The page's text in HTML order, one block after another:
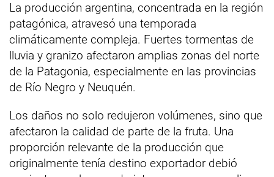
La producción argentina, concentrada en la región
patagónica, atravesó una temporada
climáticamente compleja. Fuertes tormentas de
lluvia y granizo afectaron amplias zonas del norte
de la Patagonia, especialmente en las provincias
de Río Negro y Neuquén.
Los daños no solo redujeron volúmenes, sino que
afectaron la calidad de parte de la fruta. Una
proporción relevante de la producción que
originalmente tenía destino exportador debió